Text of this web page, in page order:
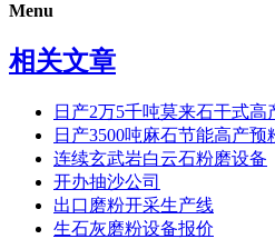
Menu
相关文章
日产2万5千吨莫来石干式高
日产3500吨麻石节能高产预
连续玄武岩白云石粉磨设备
开办抽沙公司
出口磨粉开采生产线
生石灰磨粉设备报价